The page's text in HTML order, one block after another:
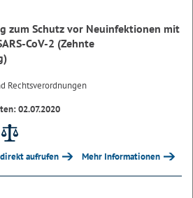
zum Schutz vor Neuinfektionen mit
CoV-2 (Zehnte
Rechtsverordnungen
02.07.2020
aufrufen Mehr Informationen